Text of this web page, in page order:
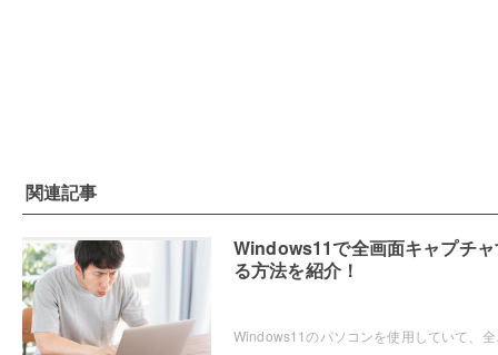
関連記事
Windows11で全画面キャプチ
る方法を紹介！